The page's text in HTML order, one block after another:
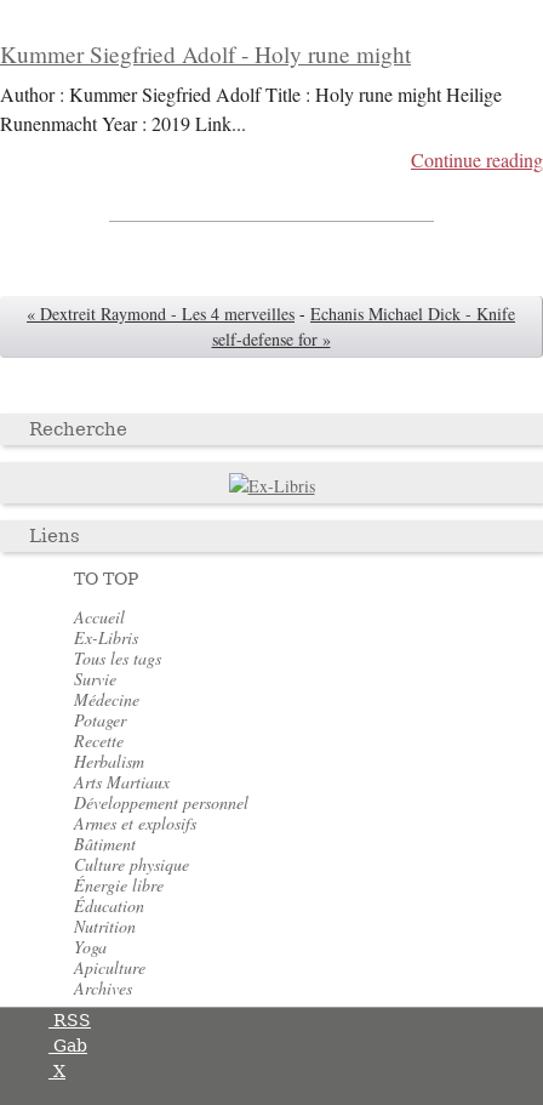
Kummer Siegfried Adolf - Holy rune might
Author : Kummer Siegfried Adolf Title : Holy rune might Heilige
Runenmacht Year : 2019 Link...
Continue reading
« Dextreit Raymond - Les 4 merveilles - Echanis Michael Dick - Knife
self-defense for »
Recherche
Liens
TO TOP
Accueil
Ex-Libris
Tous les tags
Survie
Médecine
Potager
Recette
Herbalism
Arts Martiaux
Développement personnel
Armes et explosifs
Bâtiment
Culture physique
Énergie libre
Éducation
Nutrition
Yoga
Apiculture
Archives
RSS
Gab
X